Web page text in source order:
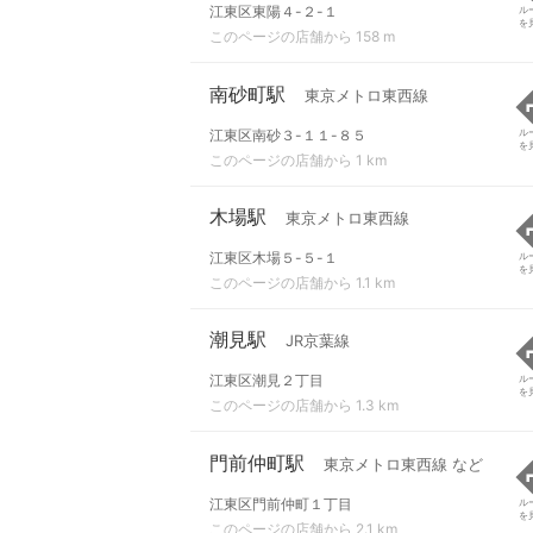
江東区東陽４-２-１
このページの店舗から 158 m
ル
を
南砂町駅 東京メトロ東西線
江東区南砂３-１１-８５
このページの店舗から 1 km
ル
を
木場駅 東京メトロ東西線
江東区木場５-５-１
このページの店舗から 1.1 km
ル
を
潮見駅 JR京葉線
江東区潮見２丁目
このページの店舗から 1.3 km
ル
を
門前仲町駅 東京メトロ東西線 など
江東区門前仲町１丁目
このページの店舗から 2.1 km
ル
を